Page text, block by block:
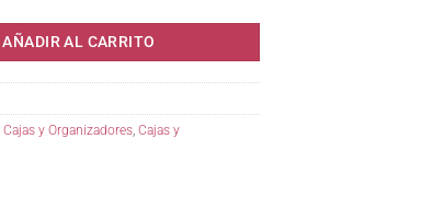
AÑADIR AL CARRITO
Cajas y Organizadores Cajas y